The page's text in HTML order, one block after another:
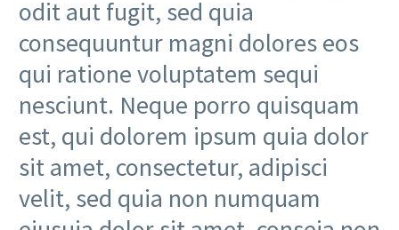
odit aut fugit, sed quia
consequuntur magni dolores eos
qui ratione voluptatem sequi
nesciunt. Neque porro quisquam
est, qui dolorem ipsum quia dolor
sit amet, consectetur, adipisci
velit, sed quia non numquam